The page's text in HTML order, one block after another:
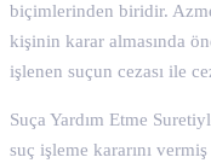
biçimlerinden biridir.
kişinin karar almasında
işlenen suçun cezası ile
Suça Yardım Etme
suç işleme kararını